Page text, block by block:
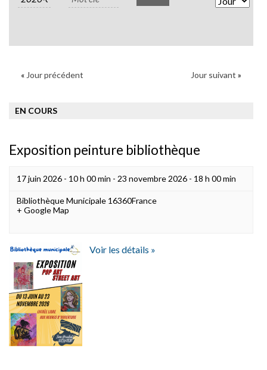
Views
« Jour précédent Jour suivant »
EN COURS
Exposition peinture bibliothèque
17 juin 2026 - 10 h 00 min - 23 novembre 2026 - 18 h 00 min
Bibliothèque Municipale 16360France
+ Google Map
Voir les détails »